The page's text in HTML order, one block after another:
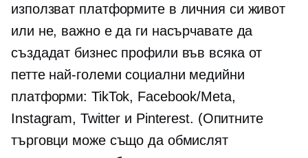
използват платформите в личния си живот
или не, важно е да ги насърчавате да
създадат бизнес профили във всяка от
петте най-големи социални медийни
платформи: TikTok, Facebook/Meta,
Instagram, Twitter и Pinterest. (Опитните
търговци може също да обмислят